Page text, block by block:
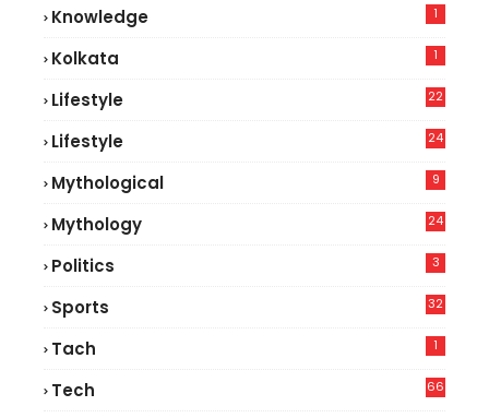
Knowledge 1
Kolkata 1
Lifestyle
22
Lifestyle
24
Mythological 9
Mythology 24
Politics 3
Sports 32
Tach 1
Tech
66